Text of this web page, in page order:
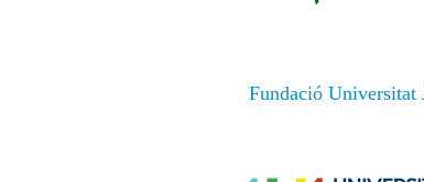
Fundació Universitat